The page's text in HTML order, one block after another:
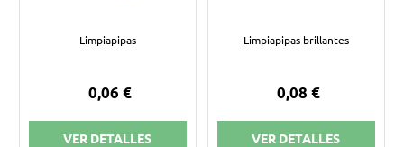
Limpiapipas
0,06 €
VER DETALLES
Limpiapipas brillantes
0,08 €
VER DETALLES